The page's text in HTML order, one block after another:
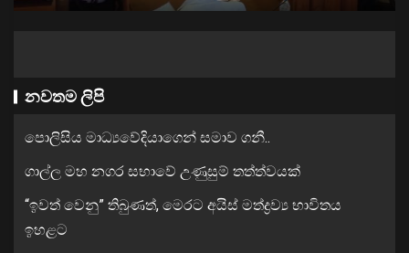
නවතම ලිපි
පොලිසිය මාධ්‍යවේදියාගෙන් සමාව ගනී..
ගාල්ල මහ නගර සභාවේ උණුසුම් තත්ත්වයක්
“ඉවත් වෙනු” තිබුණත්, මෙරට අයිස් මත්ද්‍රව්‍ය භාවිතය
ඉහළට